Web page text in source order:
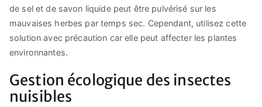
de sel et de savon liquide peut être pulvérisé sur les
mauvaises herbes par temps sec. Cependant, utilisez cette
solution avec précaution car elle peut affecter les plantes
environnantes.
Gestion écologique des insectes
nuisibles